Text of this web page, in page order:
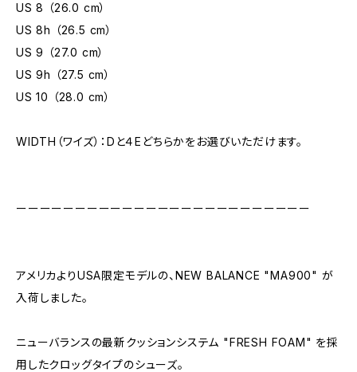
US 8 （26.0 cm）
US 8h （26.5 cm）
US 9 （27.0 cm）
US 9h （27.5 cm）
US 10 （28.0 cm）
WIDTH（ワイズ）：Dと４Eどちらかをお選びいただけます。
ーーーーーーーーーーーーーーーーーーーーーーーーー
アメリカよりUSA限定モデルの、NEW BALANCE "MA900" が
入荷しました。
ニューバランスの最新クッションシステム "FRESH FOAM" を採
用したクロッグタイプのシューズ。